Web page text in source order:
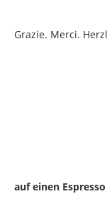
Grazie. Merci.
auf einen